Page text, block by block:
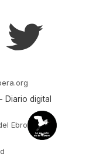
r
Diario digital
Ebro